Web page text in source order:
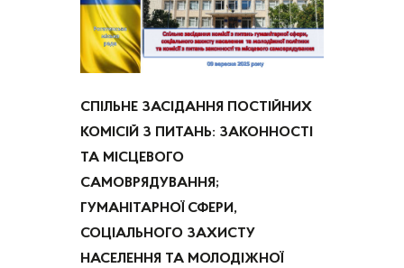
СПІЛЬНЕ ЗАСІДАННЯ ПОСТІЙНИХ
КОМІСІЙ З ПИТАНЬ: ЗАКОННОСТІ
ТА МІСЦЕВОГО
САМОВРЯДУВАННЯ;
ГУМАНІТАРНОЇ СФЕРИ,
СОЦІАЛЬНОГО ЗАХИСТУ
НАСЕЛЕННЯ ТА МОЛОДІЖНОЇ